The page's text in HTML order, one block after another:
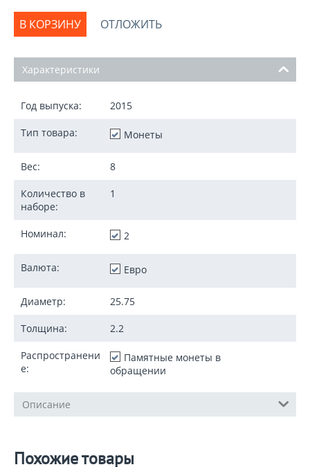
В КОРЗИНУ ОТЛОЖИТЬ
Характеристики
Год выпуска: 2015
Тип товара: Монеты
Вес: 8
Количество в
наборе:
1
Номинал: 2
Валюта: Евро
Диаметр: 25.75
Толщина: 2.2
Распространени
е:
Памятные монеты в
обращении
Описание
Похожие товары